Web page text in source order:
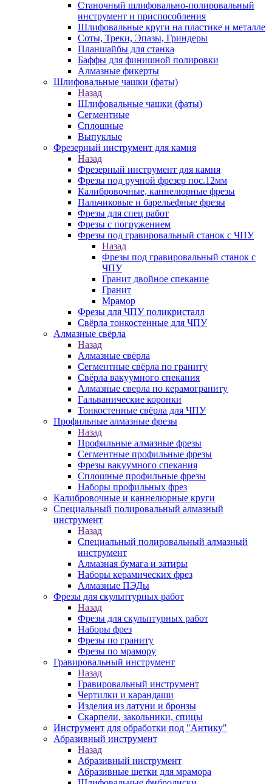
Станочный шлифовально-полировальный
инструмент и приспособления
Шлифовальные круги на пластике и металле
Соты, Треки, Эпазы, Гриндеры
Планшайбы для станка
Баффы для финишной полировки
Алмазные фикерты
Шлифовальные чашки (фаты)
Назад
Шлифовальные чашки (фаты)
Сегментные
Сплошные
Выпуклые
Фрезерный инструмент для камня
Назад
Фрезерный инструмент для камня
Фрезы под ручной фрезер пос.12мм
Калибровочные, каннелюрные фрезы
Пальчиковые и барельефные фрезы
Фрезы для спец работ
Фрезы с погружением
Фрезы под гравировальный станок с ЧПУ
Назад
Фрезы под гравировальный станок с
ЧПУ
Гранит двойное спекание
Гранит
Мрамор
Фрезы для ЧПУ поликристалл
Свёрла тонкостенные для ЧПУ
Алмазные свёрла
Назад
Алмазные свёрла
Сегментные свёрла по граниту
Свёрла вакуумного спекания
Алмазные сверла по керамограниту
Гальванические коронки
Тонкостенные свёрла для ЧПУ
Профильные алмазные фрезы
Назад
Профильные алмазные фрезы
Сегментные профильные фрезы
Фрезы вакуумного спекания
Сплошные профильные фрезы
Наборы профильных фрез
Калибровочные и каннелюрные круги
Специальный полировальный алмазный
инструмент
Назад
Специальный полировальный алмазный
инструмент
Алмазная бумага и затиры
Наборы керамических фрез
Алмазные ПЭДы
Фрезы для скульптурных работ
Назад
Фрезы для скульптурных работ
Наборы фрез
Фрезы по граниту
Фрезы по мрамору
Гравировальный инструмент
Назад
Гравировальный инструмент
Чертилки и карандаши
Изделия из латуни и бронзы
Скарпели, закольники, спицы
Инструмент для обработки под "Антику"
Абразивный инструмент
Назад
Абразивный инструмент
Абразивные щетки для мрамора